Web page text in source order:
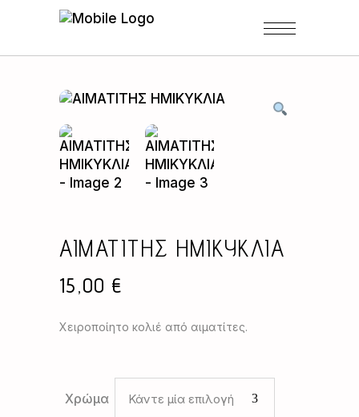
ΑΙΜΑΤΙΤΗΣ ΗΜΙΚΥΚΛΙΑ
15,00 €
Χειροποίητο κολιέ από αιματίτες.
Χρώμα Κάντε μία επιλογή